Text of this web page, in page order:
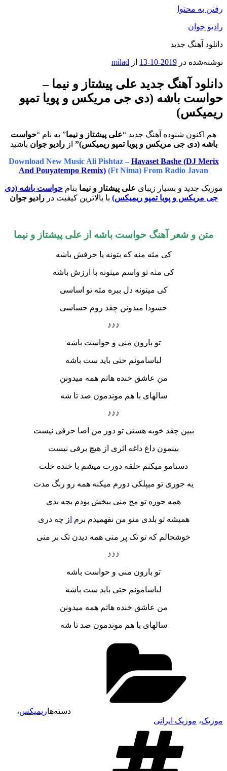
رفتن به محتوا
رادیو جوان
دانلود آهنگ جدید
نوشته‌شده در 2019-10-13 از milad
دانلود آهنگ جدید علی پیشتاز و نیما –
حواست باشه (دی جی مریکس و پویا تمپو
ریمیکس)
هم اکنون شنوده آهنگ جدید “علی پیشتاز و نیما” به نام “حواست
باشه (دی جی مریکس و پویا تمپو ریمیکس)” ازرادیو جوان باشید
Download New Music Ali Pishtaz – Havaset Bashe (DJ Merix
And Pouyatempo Remix) (Ft Nima) From Radio Javan
موزیک جدید و بسیار زیبای علی پیشتاز و نیما بنام حواست باشه (دی
جی مریکس و پویا تمپو ریمیکس) با بالاترین کیفیت دررادیو جوان
متن و شعر آهنگ حواست باشه از علی پیشتاز و نیما
کی مثه منه که بتونه پا حرفش باشه
کی مثه تو واسم میتونه با ارزش باشه
کی میتونه دل ببره مثه تو اساسی
حسودا میدونن چقد روم حساسی
♪♪♪
تو بارون منی و حواست باشه
لباسامونم حتی باید ست باشه
من عاشق خنده هاتم همه میدونن
سالهای با هم موندمون صد تا شه
♪♪♪
ببین چقد خوبه هستی تو دور من اصا حرفی نیست
بینمون داغ داغه اثری از هیچ برفی نیست
دستامو میکنم حلقه دورت میشم با خنده خلت
یه جوری تو میپلکی دورم میکنه همه رو رنگ مدت
همه جوره تو مچ منی ببخش بودم بچه بدی
همیشه تو بلدی منو من نفهمیدم برم ز چه دری
خوشحالم که تو تک پر منی همه دیدن تک بر منی
♪♪♪
تو بارون منی و حواست باشه
لباسامونم حتی باید ست باشه
من عاشق خنده هاتم همه میدونن
سالهای با هم موندمون صد تا شه
دسته‌هاریمیکس،
موزیک، موزیک ایرانی